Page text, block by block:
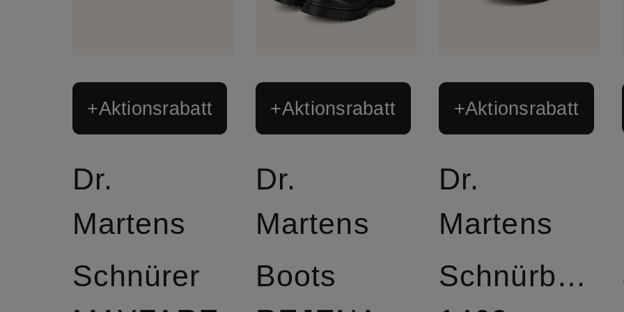
+Aktionsrabatt
Dr.
Martens
Schnürer
+Aktionsrabatt
Dr.
Martens
Boots
+Aktionsrabatt
Dr.
Martens
Schnürboots